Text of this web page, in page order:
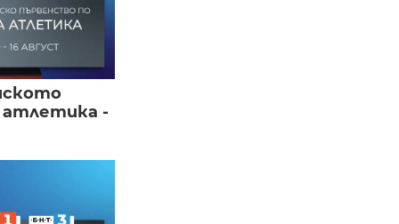
атлетика -